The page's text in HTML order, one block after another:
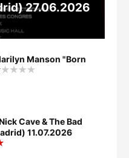
27.06.2026
Manson "Born
Cave & The Bad
11.07.2026